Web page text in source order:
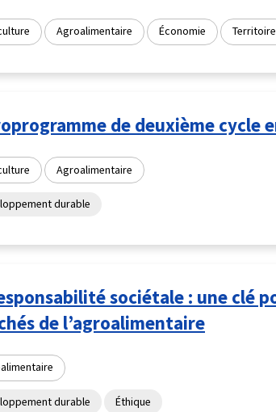
Agroalimentaire Économie Territoire
de deuxième cycle
Agroalimentaire
durable
sociétale : une clé
de l’agroalimentaire
durable Éthique